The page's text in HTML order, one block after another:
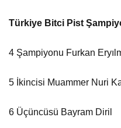
Türkiye Bitci Pist
4 Şampiyonu Furkan
5 İkincisi Muammer Nuri
6 Üçüncüsü Bayram Diril